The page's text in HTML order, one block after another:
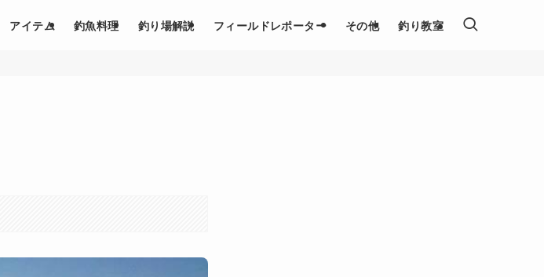
アイテム 釣魚料理 釣り場解説 フィールドレポーター その他 釣り教室